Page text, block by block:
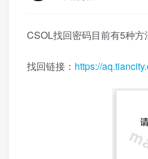
CSOL找回密码目前有5种
找回链接： https://